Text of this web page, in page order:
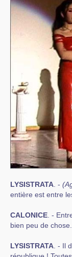
LYSISTRATA. -
entière est entre
CALONICE. -
bien peu de chose.
LYSISTRATA. - Il